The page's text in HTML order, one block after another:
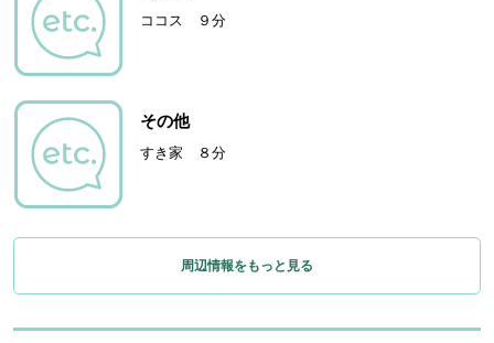
ココス ９分
その他
すき家 ８分
周辺情報をもっと見る